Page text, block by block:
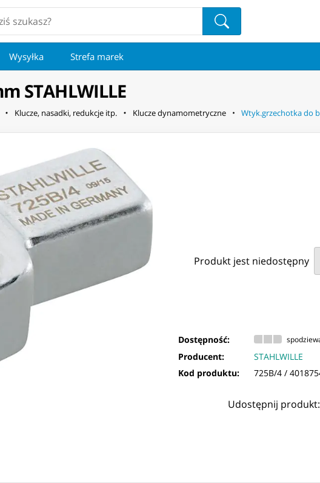
Wysyłka Strefa marek
STAHLWILLE
Klucze, nasadki, redukcje itp. Klucze dynamometryczne
Produkt jest niedostępny
Dostępność:
Producent:
STAHLWILLE
Kod produktu:
725B/4 /
Udostępnij produkt: